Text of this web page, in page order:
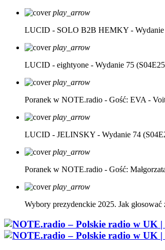
play_arrow
LUCID - SOLO B2B HEMKY - Wydanie
play_arrow
LUCID - eightyone - Wydanie 75
play_arrow
Poranek w NOTE.radio - Gość: EVA -
play_arrow
LUCID - JELINSKY - Wydanie 74
play_arrow
Poranek w NOTE.radio - Gość:
play_arrow
Wybory prezydenckie 2025. Jak głosować